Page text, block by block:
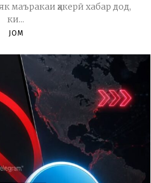
маъракаи ҳакерӣ хабар дод,
ки...
JOM